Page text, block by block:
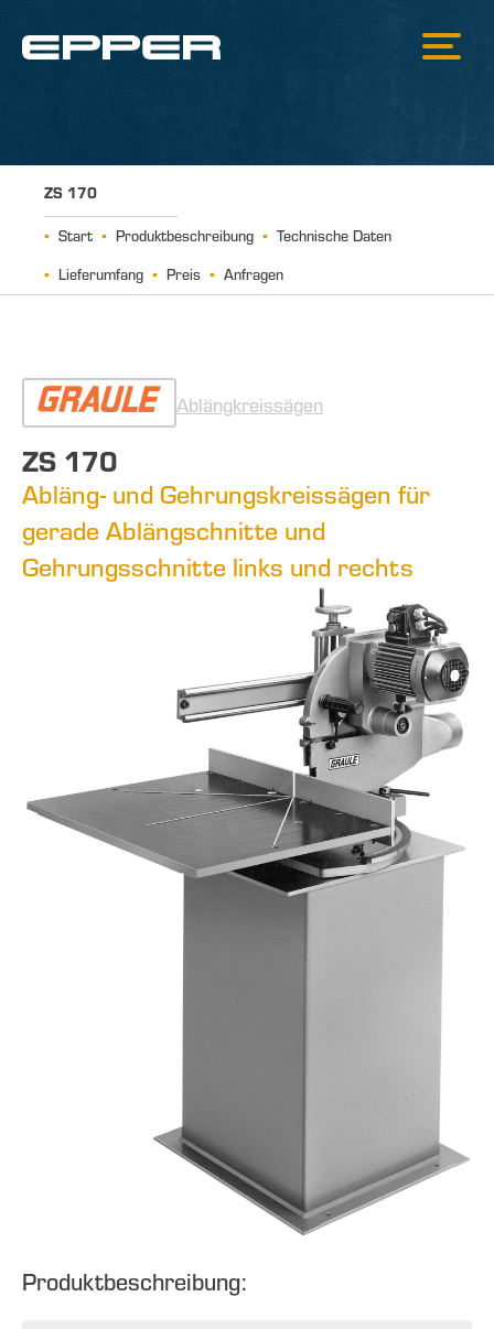
ZS 170
Start Produktbeschreibung
Technische Daten
Lieferumfang
Preis Anfragen
Ablängkreissägen
ZS 170
Abläng- und Gehrungskreissägen für
gerade Ablängschnitte und
Gehrungsschnitte links und rechts
Produktbeschreibung: